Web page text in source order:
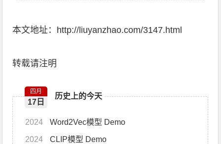
本文地址： http://liuyanzhao.com/3147.html
转载请注明
历史上的今天
四月
17日
2024 Word2Vec模型 Demo
2024 CLIP模型 Demo